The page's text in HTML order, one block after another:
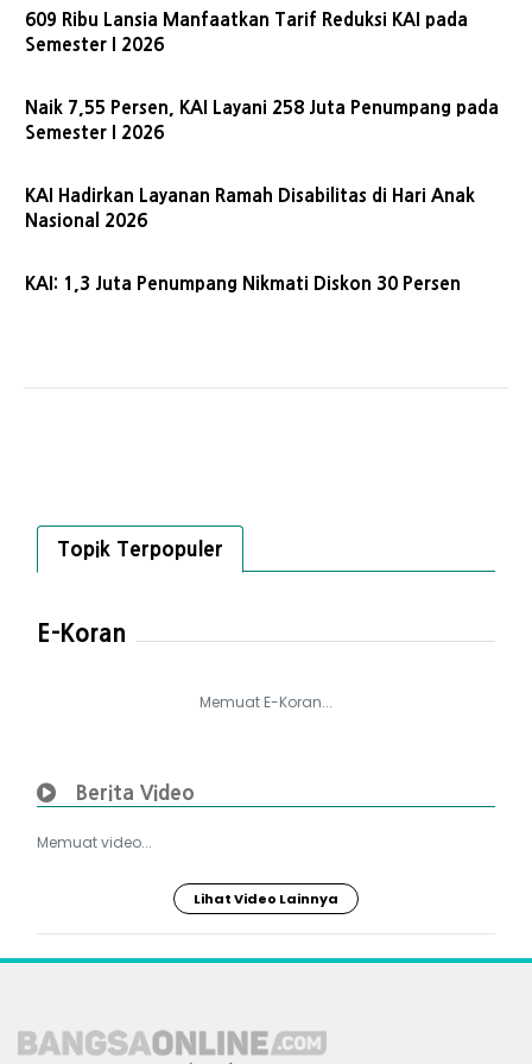
609 Ribu Lansia Manfaatkan Tarif Reduksi KAI pada
Semester I 2026
Naik 7,55 Persen, KAI Layani 258 Juta Penumpang pada
Semester I 2026
KAI Hadirkan Layanan Ramah Disabilitas di Hari Anak
Nasional 2026
KAI: 1,3 Juta Penumpang Nikmati Diskon 30 Persen
Topik Terpopuler
E-Koran
Memuat E-Koran...
Berita Video
Memuat video...
Lihat Video Lainnya